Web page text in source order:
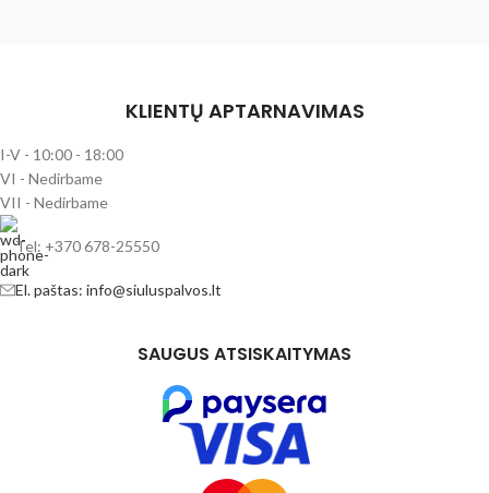
KLIENTŲ APTARNAVIMAS
I-V - 10:00 - 18:00
VI - Nedirbame
VII - Nedirbame
Tel: +370 678-25550
El. paštas: info@siuluspalvos.lt
SAUGUS ATSISKAITYMAS